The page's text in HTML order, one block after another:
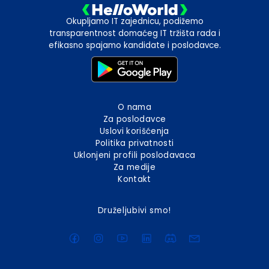
Okupljamo IT zajednicu, podižemo
transparentnost domaćeg IT tržišta rada i
efikasno spajamo kandidate i poslodavce.
O nama
Za poslodavce
Uslovi korišćenja
Politika privatnosti
Uklonjeni profili poslodavaca
Za medije
Kontakt
Druželjubivi smo!